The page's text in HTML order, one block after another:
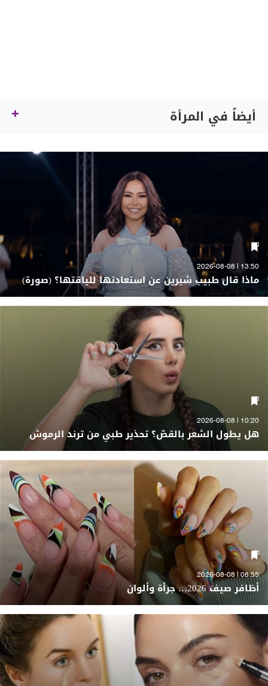
أيضاً في المرأة
13:50 | 2026-08-08
ماذا قال طبيب شيرين عن استعادتها للياقتها؟ (صورة)
10:20 | 2026-08-08
هل يطول الشعر بالقصّ؟ تحذير طبي من ترند الرموش
08:55 | 2026-08-08
أظافر صيف 2026… جرأة وألوان